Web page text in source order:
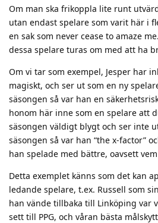
Om man ska frikoppla lite runt
utan endast spelare som varit här i
en sak som never cease to amaze
dessa spelare turas om med att ha
Om vi tar som exempel, Jesper har
magiskt, och ser ut som en ny
säsongen så var han en
honom här inne som en spelare att
säsongen väldigt blygt och ser inte
säsongen så var han “the x-factor”
han spelade med bättre, oavsett
Detta exemplet känns som det kan
ledande spelare, t.ex. Russell som
han vände tillbaka till Linköping var
sett till PPG, och våran bästa